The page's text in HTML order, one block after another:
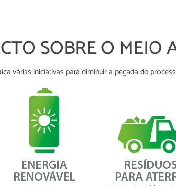
SOBRE O MEIO
várias iniciativas para diminuir a pegada do